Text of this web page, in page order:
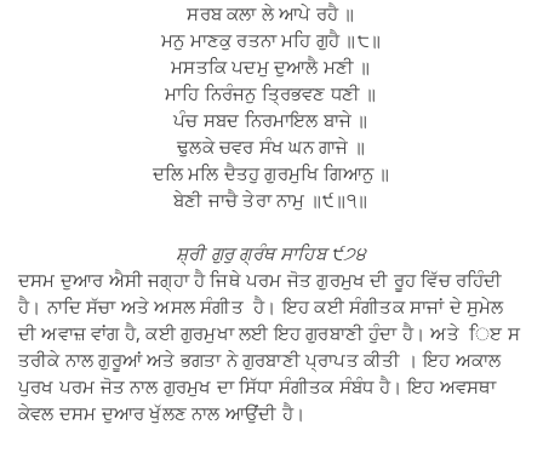
ਸਰਬ ਕਲਾ ਲੇ ਆਪੇ ਰਹੈ ॥
ਮਨੁ ਮਾਣਕੁ ਰਤਨਾ ਮਹਿ ਗੁਹੈ ॥੮॥
ਮਸਤਕਿ ਪਦਮੁ ਦੁਆਲੈ ਮਣੀ ॥
ਮਾਹਿ ਨਿਰੰਜਨੁ ਤ੍ਰਿਭਵਣ ਧਣੀ ॥
ਪੰਚ ਸਬਦ ਨਿਰਮਾਇਲ ਬਾਜੇ ॥
ਢੁਲਕੇ ਚਵਰ ਸੰਖ ਘਨ ਗਾਜੇ ॥
ਦਲਿ ਮਲਿ ਦੈਤਹੁ ਗੁਰਮੁਖਿ ਗਿਆਨੁ ॥
ਬੇਣੀ ਜਾਚੈ ਤੇਰਾ ਨਾਮੁ ॥੯॥੧॥
ਸ਼੍ਰੀ ਗੁਰੁ ਗ੍ਰੰਥ ਸਾਹਿਬ ੯੭੪
ਦਸਮ ਦੁਆਰ ਐਸੀ ਜਗ੍ਹਾ ਹੈ ਜਿਥੇ ਪਰਮ ਜੋਤ ਗੁਰਮੁਖ ਦੀ ਰੂਹ ਵਿੱਚ ਰਹਿੰਦੀ
ਹੈ। ਨਾਦਿ ਸੱਚਾ ਅਤੇ ਅਸਲ ਸੰਗੀਤ ਹੈ। ਇਹ ਕਈ ਸੰਗੀਤਕ ਸਾਜਾਂ ਦੇ ਸੁਮੇਲ
ਦੀ ਅਵਾਜ਼ ਵਾਂਗ ਹੈ, ਕਈ ਗੁਰਮੁਖਾ ਲਈ ਇਹ ਗੁਰਬਾਣੀ ਹੁੰਦਾ ਹੈ। ਅਤੇ ਿੲ ਸ
ਤਰੀਕੇ ਨਾਲ ਗੁਰੂਆਂ ਅਤੇ ਭਗਤਾ ਨੇ ਗੁਰਬਾਣੀ ਪ੍ਰਾਪਤ ਕੀਤੀ । ਇਹ ਅਕਾਲ
ਪੁਰਖ ਪਰਮ ਜੋਤ ਨਾਲ ਗੁਰਮੁਖ ਦਾ ਸਿੱਧਾ ਸੰਗੀਤਕ ਸੰਬੰਧ ਹੈ। ਇਹ ਅਵਸਥਾ
ਕੇਵਲ ਦਸਮ ਦੁਆਰ ਖੁੱਲਣ ਨਾਲ ਆਉਂਦੀ ਹੈ।